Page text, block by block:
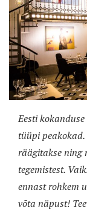
Eesti
tüüpi
räägitakse ning
tegemistest.
ennast rohkem
võta näpust!